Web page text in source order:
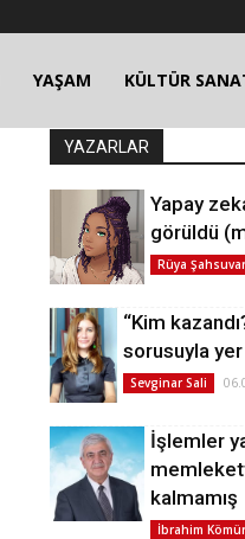
YAŞAM KÜLTÜR
YAZARLAR
Yapay
görüldü
Rüya Şahsuvar
“Kim
sorusuyla
Sevginar Sali
İşlemler
kalmamış
İbrahim Kömür